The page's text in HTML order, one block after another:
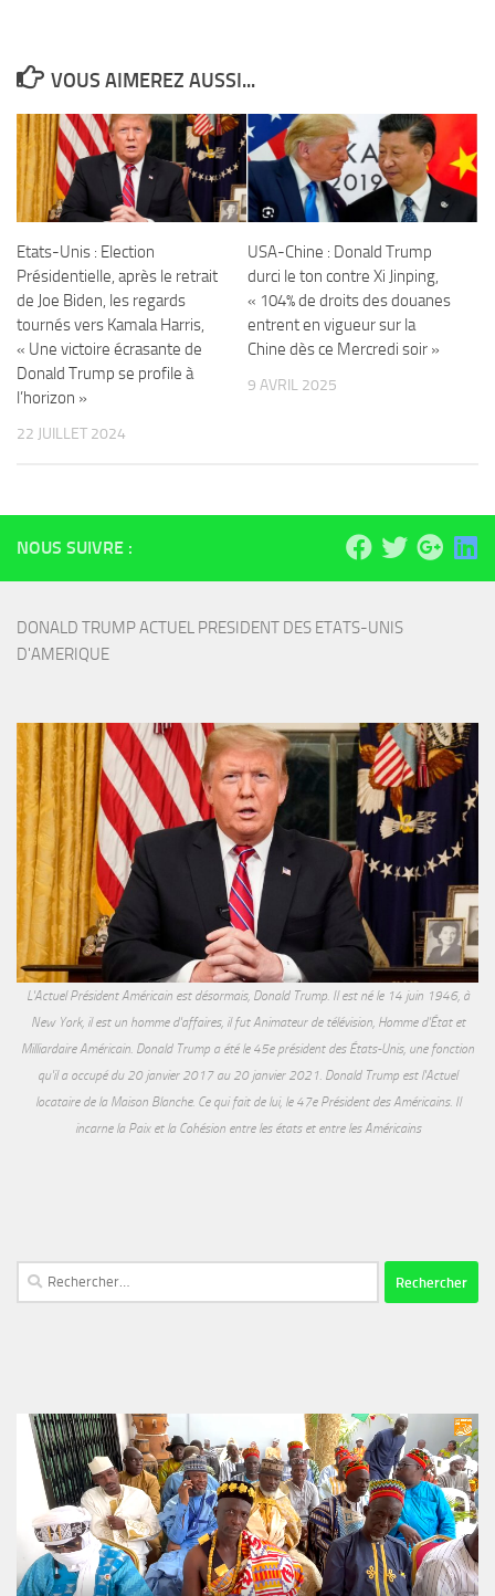
VOUS AIMEREZ AUSSI...
Etats-Unis : Election
Présidentielle, après le retrait
de Joe Biden, les regards
tournés vers Kamala Harris,
« Une victoire écrasante de
Donald Trump se profile à
l’horizon »
22 JUILLET 2024
USA-Chine : Donald Trump
durci le ton contre Xi Jinping,
« 104% de droits des douanes
entrent en vigueur sur la
Chine dès ce Mercredi soir »
9 AVRIL 2025
NOUS SUIVRE :
DONALD TRUMP ACTUEL PRESIDENT DES ETATS-UNIS
D'AMERIQUE
L'Actuel Président Américain est désormais, Donald Trump. Il est né le 14 juin 1946, à
New York, il est un homme d'affaires, il fut Animateur de télévision, Homme d'État et
Milliardaire Américain. Donald Trump a été le 45e président des États-Unis, une fonction
qu'il a occupé du 20 janvier 2017 au 20 janvier 2021. Donald Trump est l'Actuel
locataire de la Maison Blanche. Ce qui fait de lui, le 47e Président des Américains. Il
incarne la Paix et la Cohésion entre les états et entre les Américains
Rechercher :